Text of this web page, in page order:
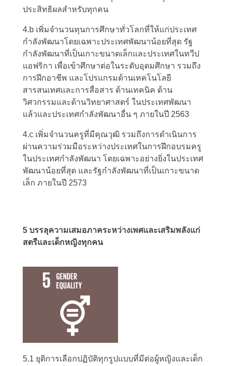
ประสิทธิผลสำหรับทุกคน
4.b เพิ่มจำนวนทุนการศึกษาทั่วโลกที่ให้แก่ประเทศ
กำลังพัฒนาโดยเฉพาะประเทศพัฒนาน้อยที่สุด รัฐ
กำลังพัฒนาที่เป็นเกาะขนาดเล็กและประเทศในทวีป
แอฟริกา เพื่อเข้าศึกษาต่อในระดับอุดมศึกษา รวมถึง
การฝึกอาชีพ และโปรแกรมด้านเทคโนโลยี
สารสนเทศและการสื่อสาร ด้านเทคนิค ด้าน
วิศวกรรมและด้านวิทยาศาสตร์ ในประเทศพัฒนา
แล้วและประเทศกำลังพัฒนาอื่น ๆ ภายในปี 2563
4.c เพิ่มจำนวนครูที่มีคุณวุฒิ รวมถึงการดำเนินการ
ผ่านความร่วมมือระหว่างประเทศในการฝึกอบรมครู
ในประเทศกำลังพัฒนา โดยเฉพาะอย่างยิ่งในประเทศ
พัฒนาน้อยที่สุด และรัฐกำลังพัฒนาที่เป็นเกาะขนาด
เล็ก ภายในปี 2573
5 บรรลุความเสมอภาคระหว่างเพศและเสริมพลังแก่
สตรีและเด็กหญิงทุกคน
5.1 ยุติการเลือกปฏิบัติทุกรูปแบบที่มีต่อผู้หญิงและเด็ก